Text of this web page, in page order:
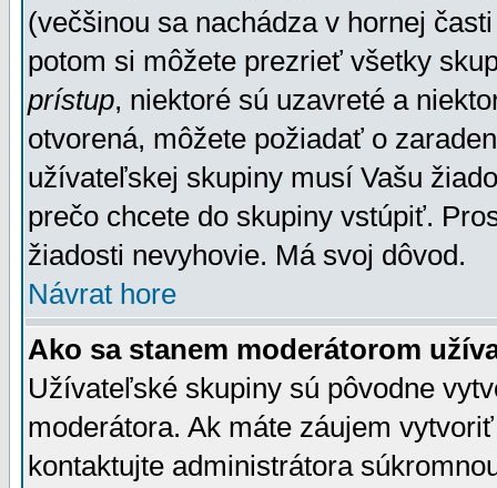
(večšinou sa nachádza v hornej
potom si môžete prezrieť všetky
prístup, niektoré sú uzavreté a
otvorená, môžete požiadať o
užívateľskej skupiny musí Vašu
prečo chcete do skupiny vstúpiť.
žiadosti nevyhovie. Má svoj dôvod.
Návrat hore
Ako sa stanem moderátorom
Užívateľské skupiny sú pôvodne
moderátora. Ak máte záujem
kontaktujte administrátora